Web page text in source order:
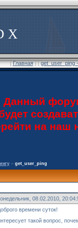
X
[Главная] [get_user_ping
на
» get_user_ping
08.02.2010,
времени суток!
такой вопрос,